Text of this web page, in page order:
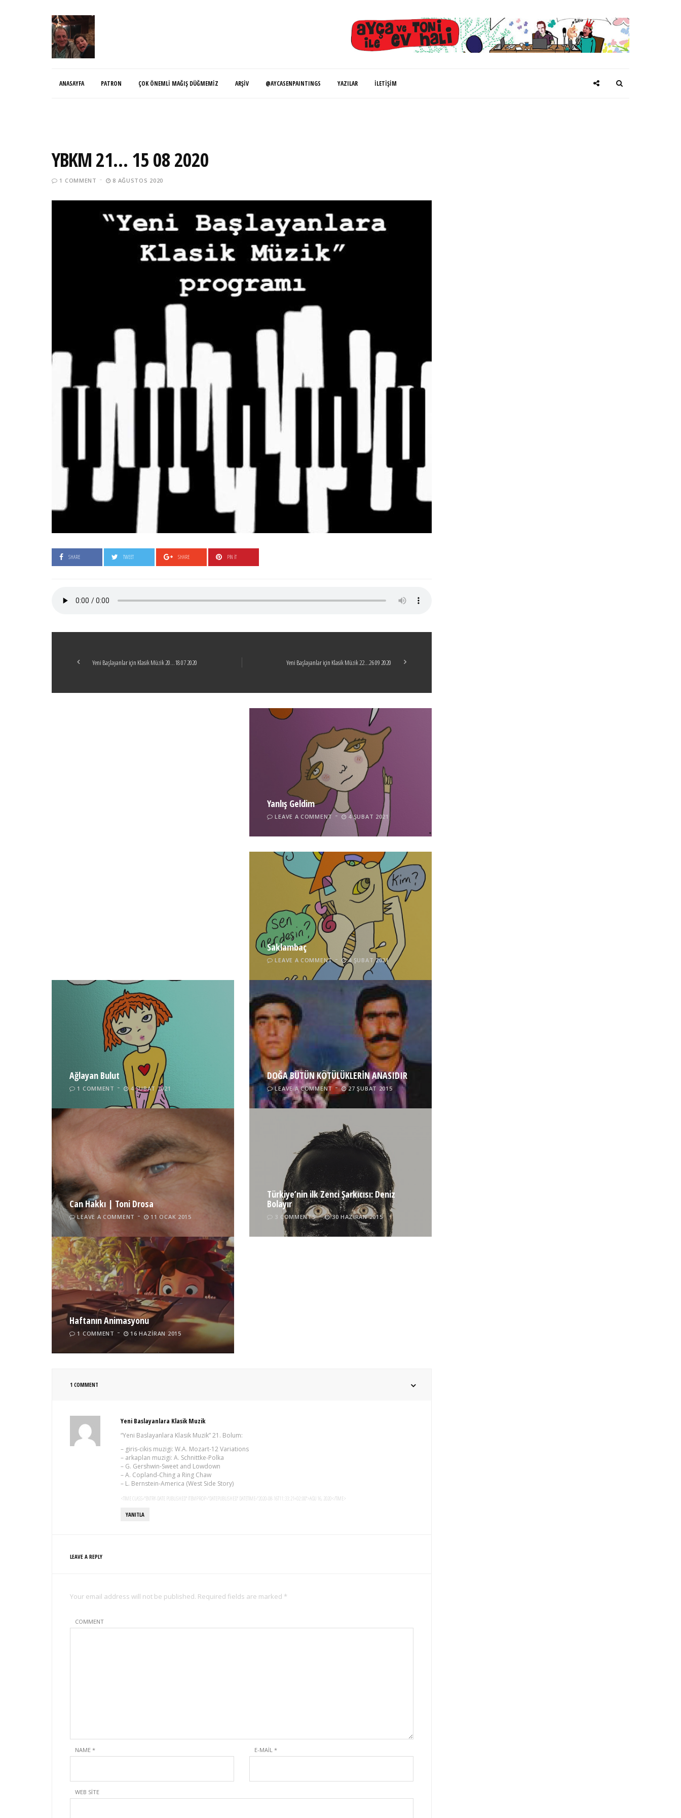
ANASAYFA PATRON ÇOK ÖNEMLI MAĞIŞ DÜĞMEMIZ ARŞIV @AYCASENPAINTINGS YAZILAR İLETIŞIM
YBKM 21… 15 08 2020
1 COMMENT 8 AĞUSTOS 2020
SHARE TWEET SHARE PIN IT
Yeni Başlayanlar için Klasik Müzik 20…18 07 2020 Yeni Başlayanlar için Klasik Müzik 22…26 09 2020
Yanlış Geldim
LEAVE A COMMENT 4 ŞUBAT 2021
Saklambaç
LEAVE A COMMENT 4 ŞUBAT 2021
Ağlayan Bulut
1 COMMENT 4 ŞUBAT 2021
DOĞA BÜTÜN KÖTÜLÜKLERİN ANASIDIR
LEAVE A COMMENT 27 ŞUBAT 2015
Can Hakkı | Toni Drosa
LEAVE A COMMENT 11 OCAK 2015
Türkiye’nin ilk Zenci Şarkıcısı: Deniz
Bolayır
3 COMMENTS 30 HAZIRAN 2015
Haftanın Animasyonu
1 COMMENT 16 HAZIRAN 2015
1 COMMENT
Yeni Baslayanlara Klasik Muzik
“Yeni Baslayanlara Klasik Muzik” 21. Bolum:
– giris-cikis muzigi: W.A. Mozart-12 Variations
– arkaplan muzigi: A. Schnittke-Polka
– G. Gershwin-Sweet and Lowdown
– A. Copland-Ching a Ring Chaw
– L. Bernstein-America (West Side Story)
<TIME CLASS="ENTRY-DATE PUBLISHED" ITEMPROP="DATEPUBLISHED" DATETIME="2020-08-16T11:33:21+02:00">AĞU 16, 2020</TIME>
YANITLA
LEAVE A REPLY
Your email address will not be published. Required fields are marked *
COMMENT
NAME * E-MAIL *
WEB SITE